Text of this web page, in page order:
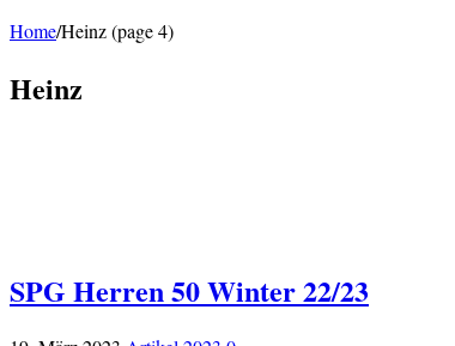
Home/Heinz (page 4)
Heinz
SPG Herren 50 Winter 22/23